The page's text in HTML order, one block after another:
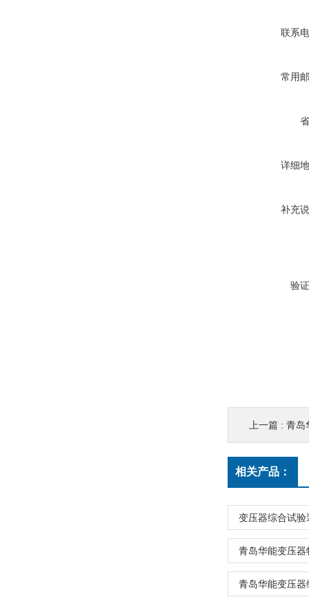
联系
常用
详细
补充
验
上一篇 : 青岛
相关产品：
变压器综合试
青岛华能变压
青岛华能变压